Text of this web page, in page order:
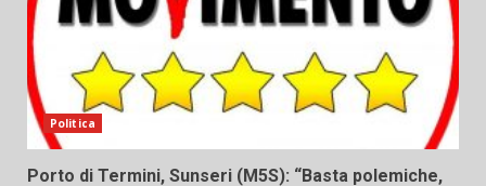
Politica
Porto di Termini, Sunseri (M5S): “Basta polemiche,